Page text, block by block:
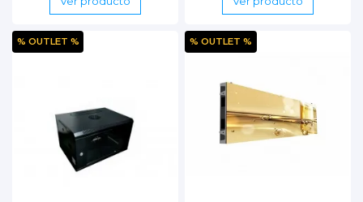
% OUTLET % % OUTLET %